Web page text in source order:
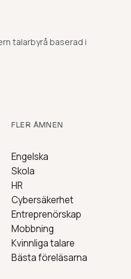
talarbyrå baserad i
FLER ÄMNEN
Engelska
Skola
HR
Cybersäkerhet
Entreprenörskap
Mobbning
Kvinnliga talare
Bästa föreläsarna